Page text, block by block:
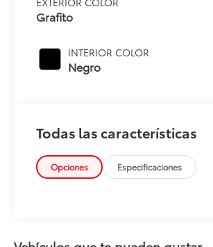
Grafito
INTERIOR COLOR
Negro
Todas las características
Opciones Especificaciones